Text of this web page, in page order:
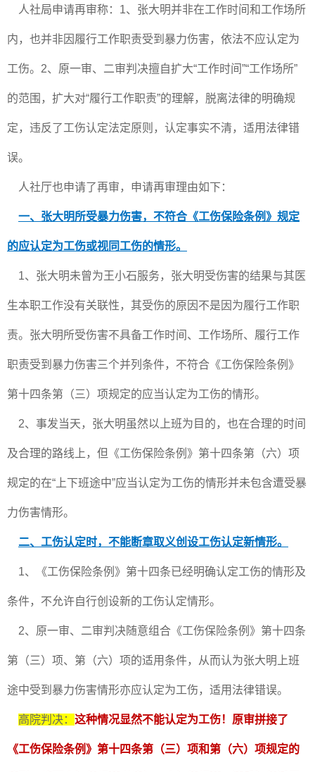
人社局申请再审称：1、张大明并非在工作时间和工作场所
内，也并非因履行工作职责受到暴力伤害，依法不应认定为
工伤。2、原一审、二审判决擅自扩大“工作时间”“工作场所”
的范围，扩大对“履行工作职责”的理解，脱离法律的明确规
定，违反了工伤认定法定原则，认定事实不清，适用法律错
误。
人社厅也申请了再审，申请再审理由如下：
一、张大明所受暴力伤害，不符合《工伤保险条例》规定
的应认定为工伤或视同工伤的情形。
1、张大明未曾为王小石服务，张大明受伤害的结果与其医
生本职工作没有关联性，其受伤的原因不是因为履行工作职
责。张大明所受伤害不具备工作时间、工作场所、履行工作
职责受到暴力伤害三个并列条件，不符合《工伤保险条例》
第十四条第（三）项规定的应当认定为工伤的情形。
2、事发当天，张大明虽然以上班为目的，也在合理的时间
及合理的路线上，但《工伤保险条例》第十四条第（六）项
规定的在“上下班途中”应当认定为工伤的情形并未包含遭受暴
力伤害情形。
二、工伤认定时，不能断章取义创设工伤认定新情形。
1、《工伤保险条例》第十四条已经明确认定工伤的情形及
条件，不允许自行创设新的工伤认定情形。
2、原一审、二审判决随意组合《工伤保险条例》第十四条
第（三）项、第（六）项的适用条件，从而认为张大明上班
途中受到暴力伤害情形亦应认定为工伤，适用法律错误。
高院判决： 这种情况显然不能认定为工伤！原审拼接了
《工伤保险条例》第十四条第（三）项和第（六）项规定的